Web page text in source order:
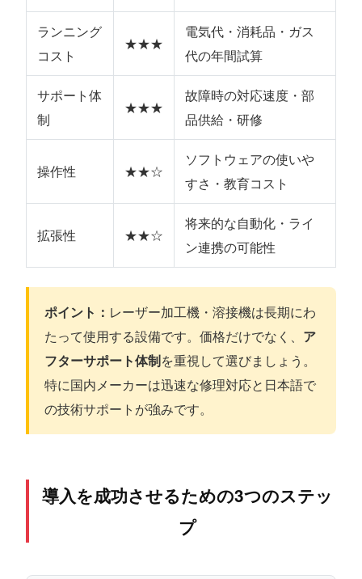
ランニング
コスト
★★★
電気代・消耗品・ガス
代の年間試算
サポート体
制
★★★
故障時の対応速度・部
品供給・研修
操作性 ★★☆
ソフトウェアの使いや
すさ・教育コスト
拡張性 ★★☆
将来的な自動化・ライ
ン連携の可能性
ポイント： レーザー加工機・溶接機は長期にわ
たって使用する設備です。価格だけでなく、 ア
フターサポート体制を重視して選びましょう。
特に国内メーカーは迅速な修理対応と日本語で
の技術サポートが強みです。
導入を成功させるための3つのステッ
プ